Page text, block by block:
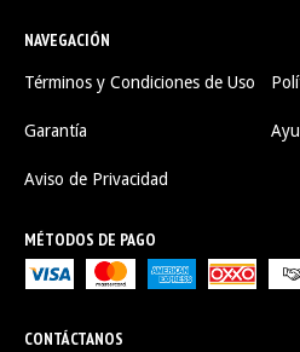
NAVEGACIÓN
Términos y Condiciones de Uso
Garantía
Aviso de Privacidad
MÉTODOS DE PAGO
CONTÁCTANOS